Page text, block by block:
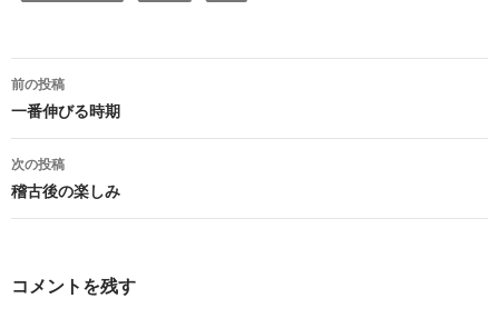
投
稿
ナ
ビ
ゲ
前の投稿
一番伸びる時期
次の投稿
稽古後の楽しみ
コメントを残す